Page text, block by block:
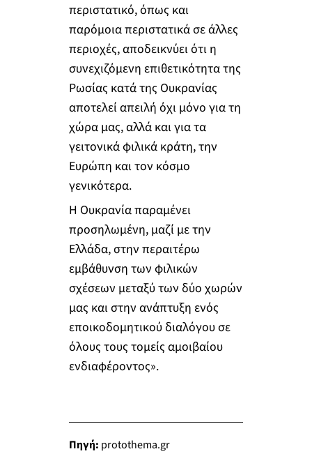
περιστατικό, όπως και
παρόμοια περιστατικά σε άλλες
περιοχές, αποδεικνύει ότι η
συνεχιζόμενη επιθετικότητα της
Ρωσίας κατά της Ουκρανίας
αποτελεί απειλή όχι μόνο για τη
χώρα μας, αλλά και για τα
γειτονικά φιλικά κράτη, την
Ευρώπη και τον κόσμο
γενικότερα.
Η Ουκρανία παραμένει
προσηλωμένη, μαζί με την
Ελλάδα, στην περαιτέρω
εμβάθυνση των φιλικών
σχέσεων μεταξύ των δύο χωρών
μας και στην ανάπτυξη ενός
εποικοδομητικού διαλόγου σε
όλους τους τομείς αμοιβαίου
ενδιαφέροντος».
Πηγή: protothema.gr